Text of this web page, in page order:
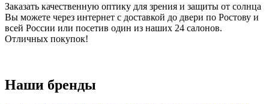
Заказать качественную оптику для зрения и защиты от солнца
Вы можете через интернет с доставкой до двери по Ростову и
всей России или посетив один из наших 24 салонов.
Отличных покупок!
Наши бренды